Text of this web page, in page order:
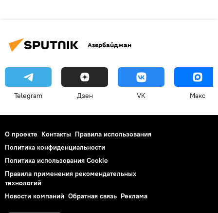
Азербайджан
Telegram Дзен VK Макс
О проекте Контакты Правила использования
Политика конфиденциальности
Политика использования Cookie
Правила применения рекомендательных
технологий
Новости компаний Обратная связь Реклама